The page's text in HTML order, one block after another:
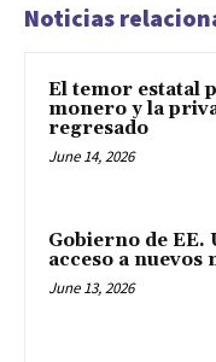
Noticias
El temor estatal
monero y la
regresado
June 14, 2026
Gobierno de EE.
acceso a nuevos
June 13, 2026